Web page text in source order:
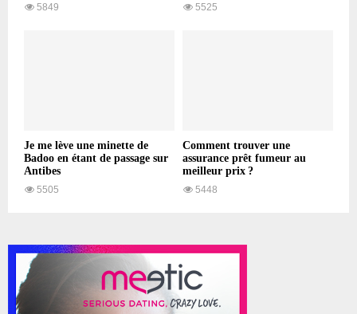
5849 5525
Je me lève une minette de
Badoo en étant de passage sur
Antibes
5505
Comment trouver une
assurance prêt fumeur au
meilleur prix ?
5448